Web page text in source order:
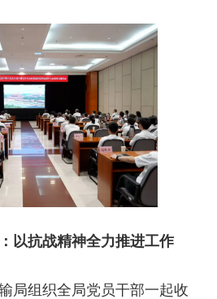
以抗战精神全力推进工作
局组织全局党员干部一起收